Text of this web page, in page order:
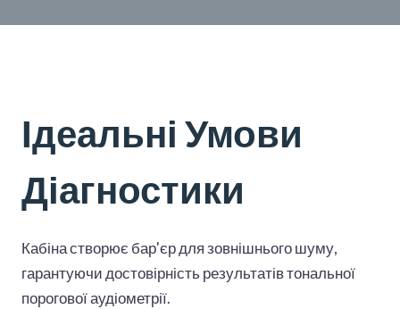
Ідеальні Умови
Діагностики
Кабіна створює бар'єр для зовнішнього шуму,
гарантуючи достовірність результатів тональної
порогової аудіометрії.